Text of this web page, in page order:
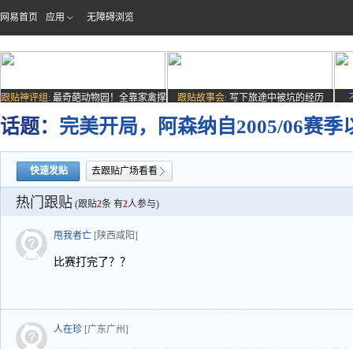
网易首页 应用 无障碍浏览
跟贴神评组: 最奇葩动物园！全靠家禽撑
场子
跟贴故事会: 写下旅途中被坑的经历
话题： 完美开局，阿森纳自2005/06赛
快速发贴 去跟贴广场看看
热门跟贴 (跟贴2条 有2人参与)
甩我者亡 [陕西咸阳]
比赛打完了？？
人在珍 [广东广州]